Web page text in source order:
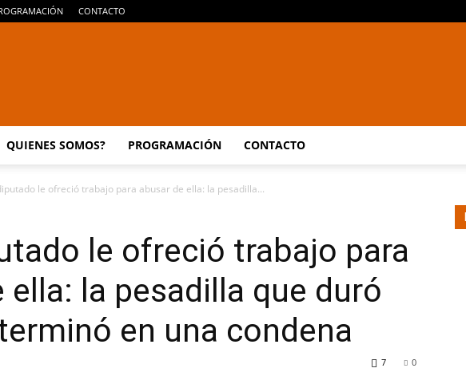
CONTACTO
Araucaria
Line
QUIENES SOMOS? PROGRAMACIÓN CONTACTO
le ofreció trabajo para abusar de ella: la pesadilla...
le ofreció trabajo para
ella: la pesadilla que duró
en una condena
0
7